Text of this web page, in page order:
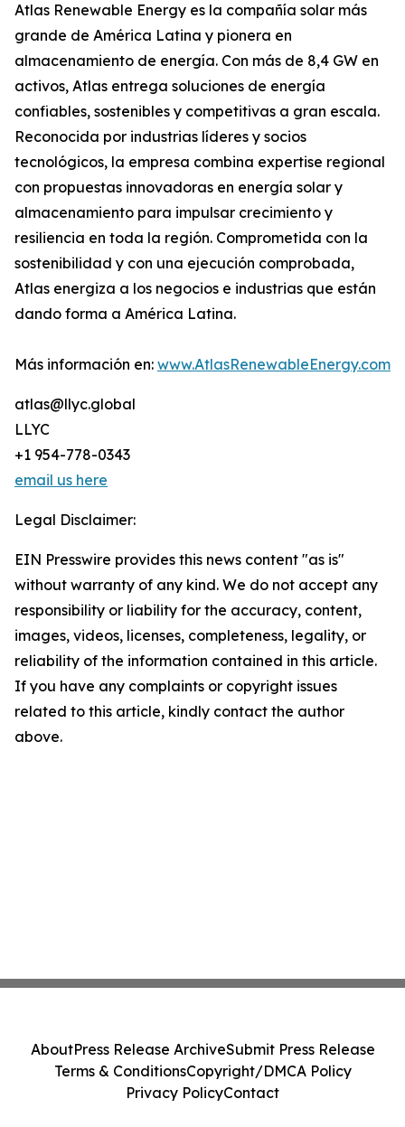
Atlas Renewable Energy es la compañía solar más
grande de América Latina y pionera en
almacenamiento de energía. Con más de 8,4 GW en
activos, Atlas entrega soluciones de energía
confiables, sostenibles y competitivas a gran escala.
Reconocida por industrias líderes y socios
tecnológicos, la empresa combina expertise regional
con propuestas innovadoras en energía solar y
almacenamiento para impulsar crecimiento y
resiliencia en toda la región. Comprometida con la
sostenibilidad y con una ejecución comprobada,
Atlas energiza a los negocios e industrias que están
dando forma a América Latina.
Más información en: www.AtlasRenewableEnergy.com
atlas@llyc.global
LLYC
+1 954-778-0343
email us here
Legal Disclaimer:
EIN Presswire provides this news content "as is"
without warranty of any kind. We do not accept any
responsibility or liability for the accuracy, content,
images, videos, licenses, completeness, legality, or
reliability of the information contained in this article.
If you have any complaints or copyright issues
related to this article, kindly contact the author
above.
AboutPress Release ArchiveSubmit Press Release
Terms & ConditionsCopyright/DMCA Policy
Privacy PolicyContact